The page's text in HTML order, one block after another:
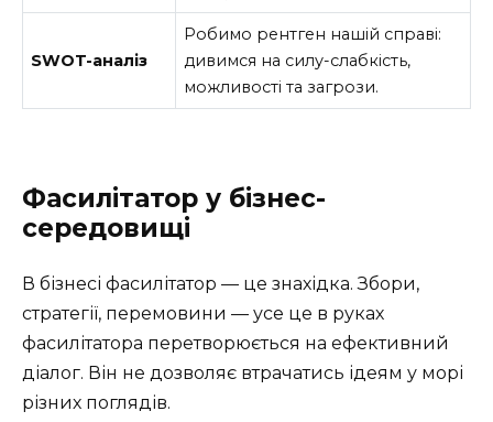
SWOT-аналіз
Робимо рентген нашій справі:
дивимся на силу-слабкість,
можливості та загрози.
Фасилітатор у бізнес-
середовищі
В бізнесі фасилітатор — це знахідка. Збори,
стратегії, перемовини — усе це в руках
фасилітатора перетворюється на ефективний
діалог. Він не дозволяє втрачатись ідеям у морі
різних поглядів.